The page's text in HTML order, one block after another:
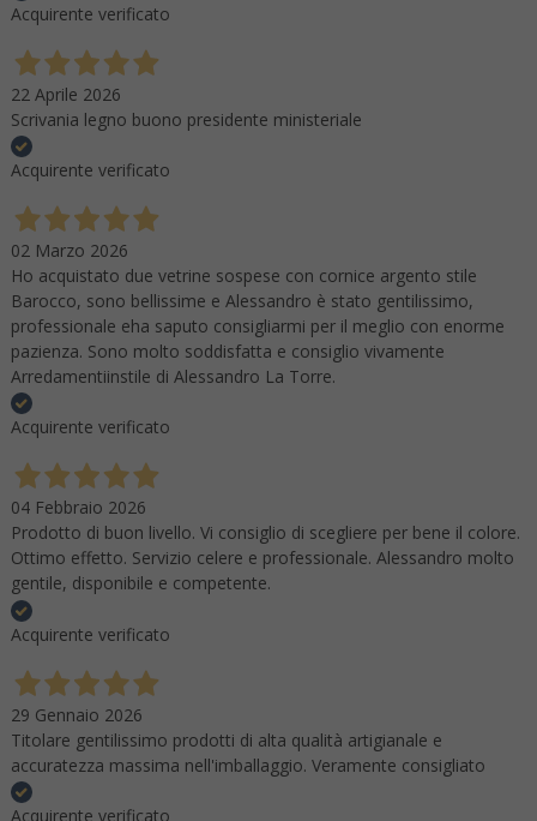
Acquirente verificato
22 Aprile 2026
Scrivania legno buono presidente ministeriale
Acquirente verificato
02 Marzo 2026
Ho acquistato due vetrine sospese con cornice argento stile
Barocco, sono bellissime e Alessandro è stato gentilissimo,
professionale eha saputo consigliarmi per il meglio con enorme
pazienza. Sono molto soddisfatta e consiglio vivamente
Arredamentiinstile di Alessandro La Torre.
Acquirente verificato
04 Febbraio 2026
Prodotto di buon livello. Vi consiglio di scegliere per bene il colore.
Ottimo effetto. Servizio celere e professionale. Alessandro molto
gentile, disponibile e competente.
Acquirente verificato
29 Gennaio 2026
Titolare gentilissimo prodotti di alta qualità artigianale e
accuratezza massima nell'imballaggio. Veramente consigliato
Acquirente verificato